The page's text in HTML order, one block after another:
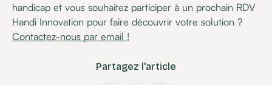
handicap et vous souhaitez participer à un prochain RDV
Handi Innovation pour faire découvrir votre solution ?
Contactez-nous par email !
Partagez l'article